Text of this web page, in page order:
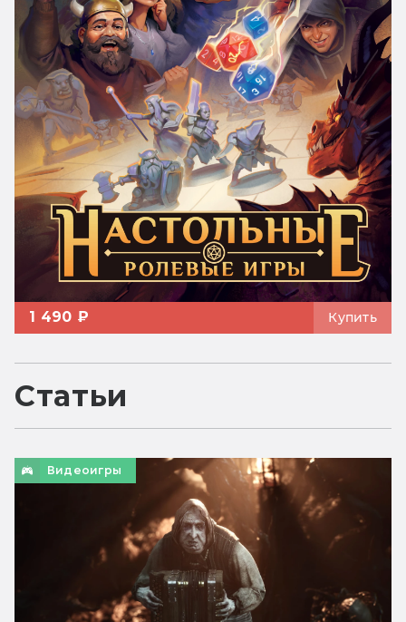
1 490 ₽ Купить
Статьи
Видеоигры